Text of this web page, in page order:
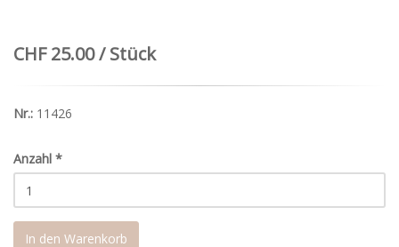
CHF 25.00 / Stück
Nr.: 11426
Anzahl *
In den Warenkorb